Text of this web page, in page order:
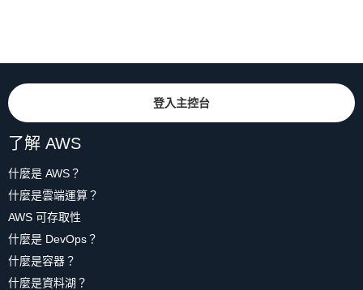
登入主控台
了解 AWS
什麼是 AWS？
什麼是雲端運算？
AWS 可存取性
什麼是 DevOps？
什麼是容器？
什麼是資料湖？